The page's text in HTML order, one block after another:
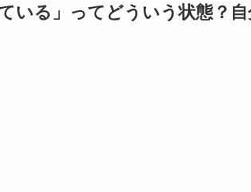
いる」ってどういう状態？